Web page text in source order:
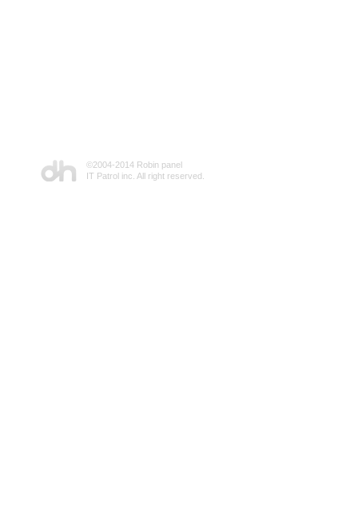
©2004-2014 Robin panel
IT Patrol inc. All right reserved.